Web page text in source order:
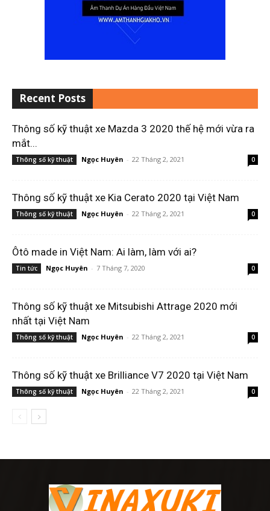
Recent Posts
Thông số kỹ thuật xe Mazda 3 2020 thế hệ mới vừa ra
mắt...
Thông số kỹ thuật Ngọc Huyên - 22 Tháng 2, 2021 0
Thông số kỹ thuật xe Kia Cerato 2020 tại Việt Nam
Thông số kỹ thuật Ngọc Huyên - 22 Tháng 2, 2021 0
Ôtô made in Việt Nam: Ai làm, làm với ai?
Tin tức Ngọc Huyên - 7 Tháng 7, 2020 0
Thông số kỹ thuật xe Mitsubishi Attrage 2020 mới
nhất tại Việt Nam
Thông số kỹ thuật Ngọc Huyên - 22 Tháng 2, 2021 0
Thông số kỹ thuật xe Brilliance V7 2020 tại Việt Nam
Thông số kỹ thuật Ngọc Huyên - 22 Tháng 2, 2021 0